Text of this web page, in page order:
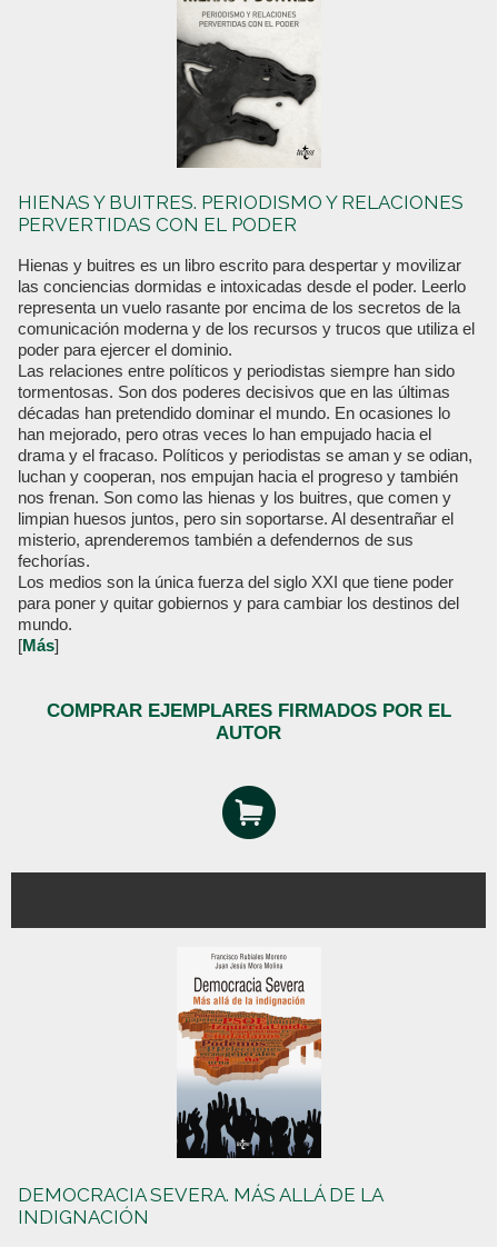
HIENAS Y BUITRES. PERIODISMO Y RELACIONES
PERVERTIDAS CON EL PODER
Hienas y buitres es un libro escrito para despertar y movilizar
las conciencias dormidas e intoxicadas desde el poder. Leerlo
representa un vuelo rasante por encima de los secretos de la
comunicación moderna y de los recursos y trucos que utiliza el
poder para ejercer el dominio.
Las relaciones entre políticos y periodistas siempre han sido
tormentosas. Son dos poderes decisivos que en las últimas
décadas han pretendido dominar el mundo. En ocasiones lo
han mejorado, pero otras veces lo han empujado hacia el
drama y el fracaso. Políticos y periodistas se aman y se odian,
luchan y cooperan, nos empujan hacia el progreso y también
nos frenan. Son como las hienas y los buitres, que comen y
limpian huesos juntos, pero sin soportarse. Al desentrañar el
misterio, aprenderemos también a defendernos de sus
fechorías.
Los medios son la única fuerza del siglo XXI que tiene poder
para poner y quitar gobiernos y para cambiar los destinos del
mundo.
[Más]
COMPRAR EJEMPLARES FIRMADOS POR EL
AUTOR
DEMOCRACIA SEVERA. MÁS ALLÁ DE LA
INDIGNACIÓN